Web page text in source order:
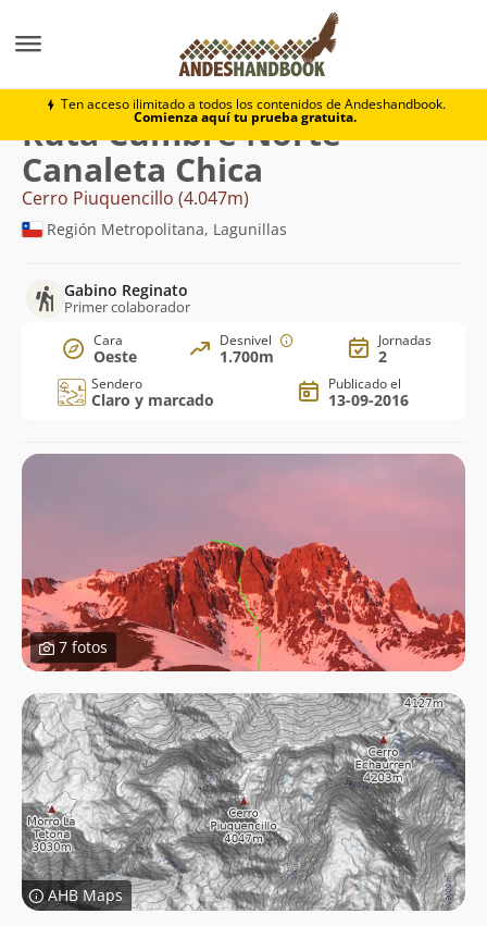
Ten acceso ilimitado a todos los contenidos de Andeshandbook.
Comienza aquí tu prueba gratuita.
Cerro Piuquencillo Cumbre Norte -
Ruta Cumbre Norte -
Canaleta Chica
Cerro Piuquencillo (4.047m)
Región Metropolitana, Lagunillas
Gabino Reginato
Primer colaborador
Cara
Oeste
Desnivel
1.700m
Jornadas
2
Sendero
Claro y marcado
Publicado el
13-09-2016
7 fotos
AHB Maps